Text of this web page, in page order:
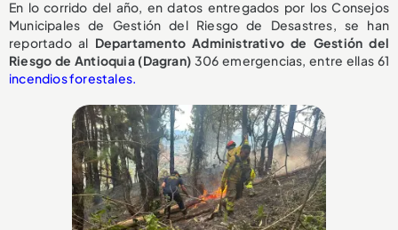
En lo corrido del año, en datos entregados por los Consejos
Municipales de Gestión del Riesgo de Desastres, se han
reportado al Departamento Administrativo de Gestión del
Riesgo de Antioquia (Dagran) 306 emergencias, entre ellas 61
incendios forestales.